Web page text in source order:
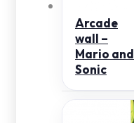
Arcade
wall –
Mario and
Sonic